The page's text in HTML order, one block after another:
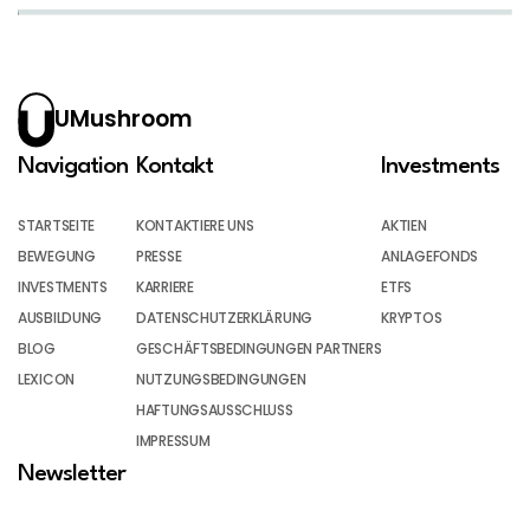
UMushroom
Navigation
STARTSEITE
BEWEGUNG
INVESTMENTS
AUSBILDUNG
BLOG
LEXICON
Kontakt
KONTAKTIERE UNS
PRESSE
KARRIERE
DATENSCHUTZERKLÄRUNG
GESCHÄFTSBEDINGUNGEN PARTNERS
NUTZUNGSBEDINGUNGEN
HAFTUNGSAUSSCHLUSS
IMPRESSUM
Investments
AKTIEN
ANLAGEFONDS
ETFS
KRYPTOS
Newsletter